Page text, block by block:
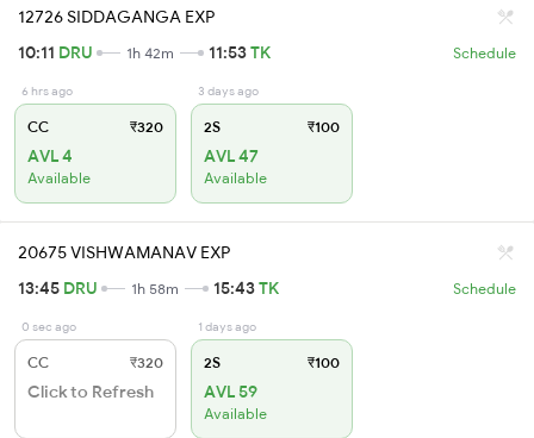
12726 SIDDAGANGA EXP
10:11 DRU 1h 42m 11:53TK Schedule
6 hrs ago
CC ₹320
AVL 4
Available
3 days ago
2S ₹100
AVL 47
Available
20675 VISHWAMANAV EXP
13:45 DRU 1h 58m 15:43TK Schedule
0 sec ago
CC ₹320
Click to Refresh
1 days ago
2S ₹100
AVL 59
Available